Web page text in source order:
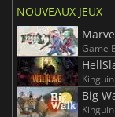
NOUVEAUX JEUX
Game
Kinguin
Big
Kinguin